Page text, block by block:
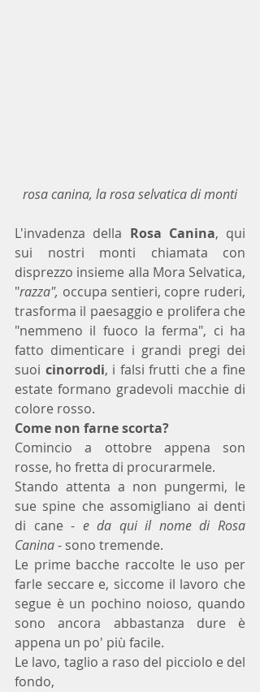
rosa canina, la rosa selvatica di monti
L'invadenza della Rosa Canina, qui
sui nostri monti chiamata con
disprezzo insieme alla Mora Selvatica,
"razza", occupa sentieri, copre ruderi,
trasforma il paesaggio e prolifera che
"nemmeno il fuoco la ferma", ci ha
fatto dimenticare i grandi pregi dei
suoi cinorrodi, i falsi frutti che a fine
estate formano gradevoli macchie di
colore rosso.
Come non farne scorta?
Comincio a ottobre appena son
rosse, ho fretta di procurarmele.
Stando attenta a non pungermi, le
sue spine che assomigliano ai denti
di cane - e da qui il nome di Rosa
Canina - sono tremende.
Le prime bacche raccolte le uso per
farle seccare e, siccome il lavoro che
segue è un pochino noioso, quando
sono ancora abbastanza dure è
appena un po' più facile.
Le lavo, taglio a raso del picciolo e del
fondo,